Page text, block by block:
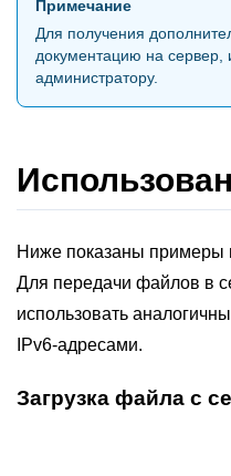
Примечание
Для получения
документацию на сервер,
администратору.
Ниже показаны примеры
Для передачи файлов в
использовать
IPv6-адресами.
Загрузка файла с